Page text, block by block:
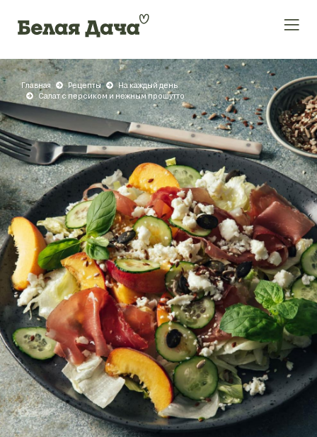
Главная Рецепты
На каждый день
Салат с персиком и нежным прошутто